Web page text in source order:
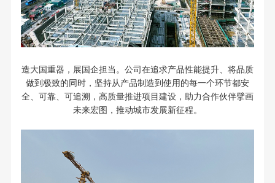
造大国重器，展国企担当。公司在追求产品性能提升、将品质
做到极致的同时，坚持从产品制造到使用的每一个环节都安
全、可靠、可追溯，高质量推进项目建设，助力合作伙伴擘画
未来宏图，推动城市发展新征程。